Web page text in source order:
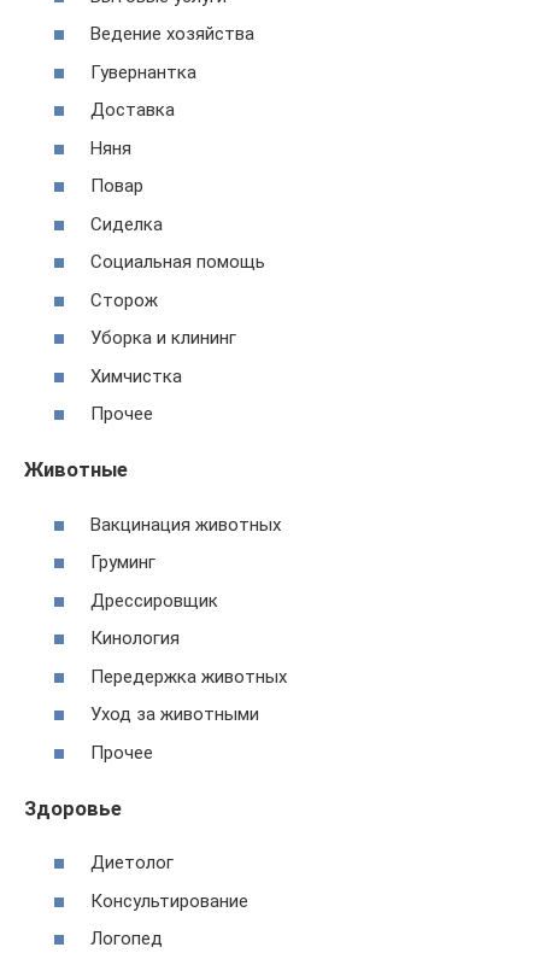
Ведение хозяйства
Гувернантка
Доставка
Няня
Повар
Сиделка
Социальная помощь
Сторож
Уборка и клининг
Химчистка
Прочее
Животные
Вакцинация животных
Груминг
Дрессировщик
Кинология
Передержка животных
Уход за животными
Прочее
Здоровье
Диетолог
Консультирование
Логопед